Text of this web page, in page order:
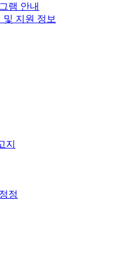
램 안내
및 지원 정보
지
정